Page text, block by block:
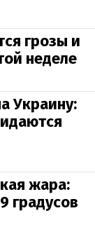
грозы и
неделе
Украину:
жара:
градусов